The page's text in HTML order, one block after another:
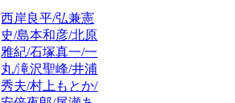
西岸良平/弘兼憲
史/島本和彦/北原
雅紀/石塚真一/一
丸/滝沢聖峰/井浦
秀夫/村上もとか/